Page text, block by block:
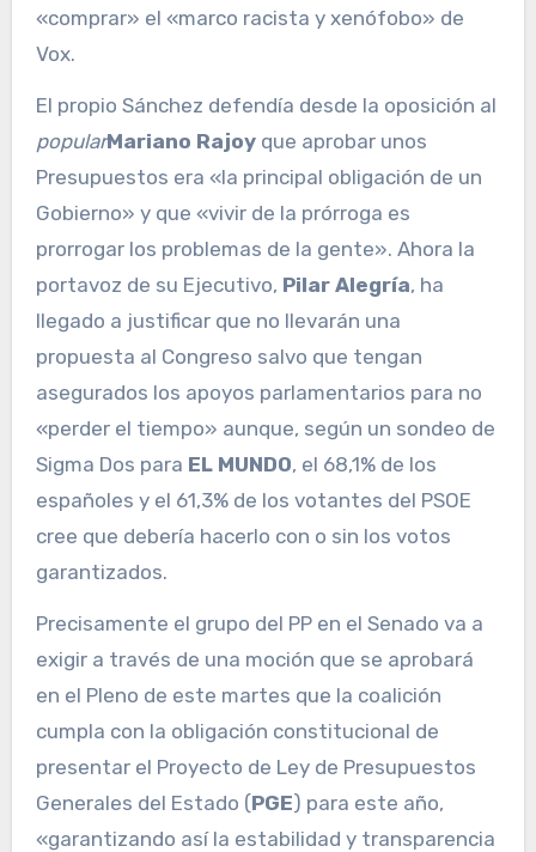
«comprar» el «marco racista y xenófobo» de
Vox.
El propio Sánchez defendía desde la oposición al
popularMariano Rajoyque aprobar unos
Presupuestos era «la principal obligación de un
Gobierno» y que «vivir de la prórroga es
prorrogar los problemas de la gente». Ahora la
portavoz de su Ejecutivo, Pilar Alegría, ha
llegado a justificar que no llevarán una
propuesta al Congreso salvo que tengan
asegurados los apoyos parlamentarios para no
«perder el tiempo» aunque, según un sondeo de
Sigma Dos para EL MUNDO, el 68,1% de los
españoles y el 61,3% de los votantes del PSOE
cree que debería hacerlo con o sin los votos
garantizados.
Precisamente el grupo del PP en el Senado va a
exigir a través de una moción que se aprobará
en el Pleno de este martes que la coalición
cumpla con la obligación constitucional de
presentar el Proyecto de Ley de Presupuestos
Generales del Estado (PGE) para este año,
«garantizando así la estabilidad y transparencia